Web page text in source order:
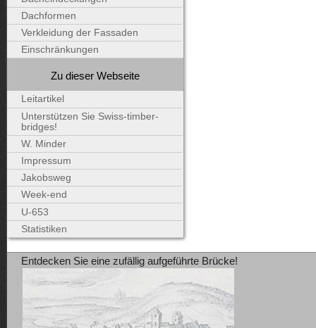
Dachformen
Verkleidung der Fassaden
Einschränkungen
Zu dieser Webseite
Leitartikel
Unterstützen Sie Swiss-timber-
bridges!
W. Minder
Impressum
Jakobsweg
Week-end
U-653
Statistiken
Entdecken Sie eine zufällig aufgeführte Brücke!